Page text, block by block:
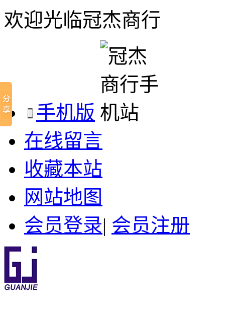
欢迎光临冠杰商行
手机版
在线留言
收藏本站
网站地图
会员登录| 会员注册